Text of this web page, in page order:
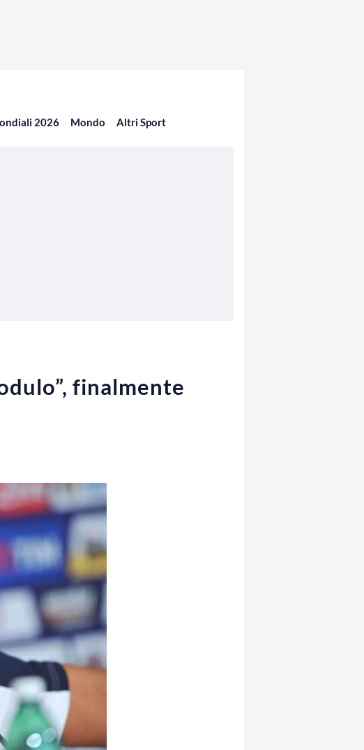
2026 Mondo Altri Sport
finalmente